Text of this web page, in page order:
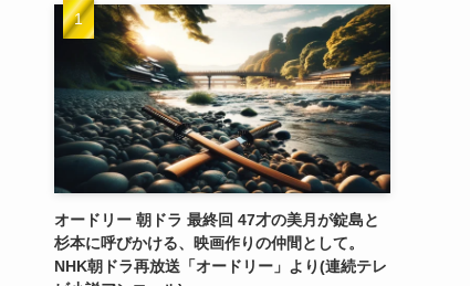
オードリー 朝ドラ 最終回 47才の美月が錠島と
杉本に呼びかける、映画作りの仲間として。
NHK朝ドラ再放送「オードリー」より(連続テレ